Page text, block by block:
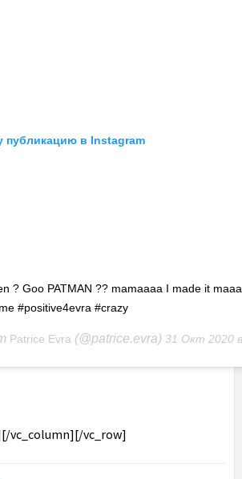
публикацию в Instagram
? Goo PATMAN ?? mamaaaa I made it
#positive4evra #crazy
Patrice Evra (@patrice.evra) 31 Окт 2020 в 7:08
vc_column][/vc_row]